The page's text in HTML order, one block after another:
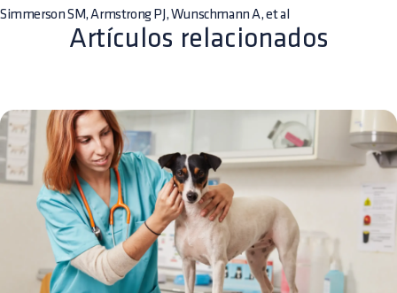
Simmerson SM, Armstrong PJ, Wunschmann A, et al
Artículos relacionados